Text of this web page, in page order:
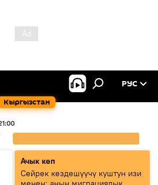
Кыргызстан
РУС
Ачык кеп
Сейрек кездешүүчү куштун изи